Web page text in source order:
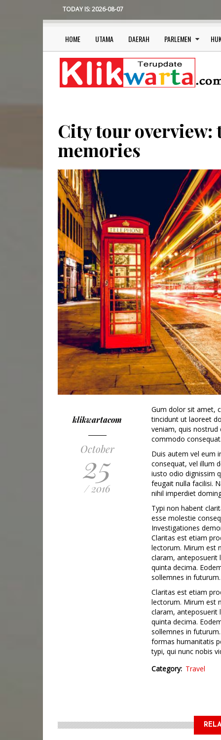
TODAY IS:2026-08-07
Main
navigation
HOME UTAMA DAERAH PARLEMEN
City tour overview:
memories
klikwartacom
October
25
/ 2016
Gum dolor sit amet,
tincidunt ut laoreet
veniam, quis nostrud
commodo consequat.
Duis autem vel eum
consequat, vel illum
iusto odio dignissim
feugait nulla facilisi.
nihil imperdiet
Typi non habent
esse molestie
Investigationes
Claritas est etiam
lectorum. Mirum est
claram, anteposuerit
quinta decima.
sollemnes in futurum.
Claritas est etiam
lectorum. Mirum est
claram, anteposuerit
quinta decima.
sollemnes in
formas humanitatis
typi, qui nunc nobis
Category Travel